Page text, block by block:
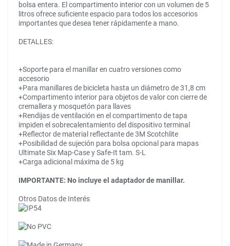
bolsa entera. El compartimento interior con un volumen de 5
litros ofrece suficiente espacio para todos los accesorios
importantes que desea tener rápidamente a mano.
DETALLES:
+Soporte para el manillar en cuatro versiones como
accesorio
+Para manillares de bicicleta hasta un diámetro de 31,8 cm
+Compartimento interior para objetos de valor con cierre de
cremallera y mosquetón para llaves
+Rendijas de ventilación en el compartimento de tapa
impiden el sobrecalentamiento del dispositivo terminal
+Reflector de material reflectante de 3M Scotchlite
+Posibilidad de sujeción para bolsa opcional para mapas
Ultimate Six Map-Case y Safe-It tam. S-L
+Carga adicional máxima de 5 kg
IMPORTANTE: No incluye el adaptador de manillar.
Otros Datos de Interés